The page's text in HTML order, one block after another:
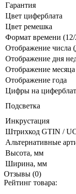
Гарантия
Цвет циферблата
Цвет ремешка
Формат времени (12/
Отображение числа
Отображение дня
Отображение месяца
Отображение года
Цифры на
Подсветка
Инкрустация
Штрихкод GTIN /
Альтернативные
Высота, мм
Ширина, мм
Отзывы (0)
Рейтинг товара: